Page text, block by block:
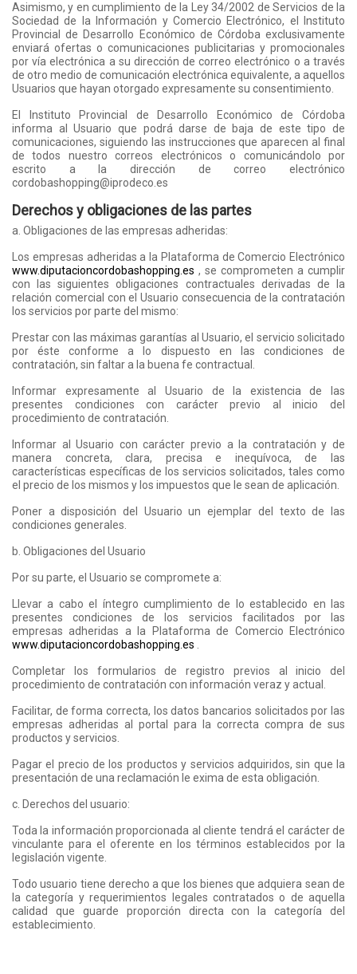
Asimismo, y en cumplimiento de la Ley 34/2002 de Servicios de la
Sociedad de la Información y Comercio Electrónico, el Instituto
Provincial de Desarrollo Económico de Córdoba exclusivamente
enviará ofertas o comunicaciones publicitarias y promocionales
por vía electrónica a su dirección de correo electrónico o a través
de otro medio de comunicación electrónica equivalente, a aquellos
Usuarios que hayan otorgado expresamente su consentimiento.
El Instituto Provincial de Desarrollo Económico de Córdoba
informa al Usuario que podrá darse de baja de este tipo de
comunicaciones, siguiendo las instrucciones que aparecen al final
de todos nuestro correos electrónicos o comunicándolo por
escrito a la dirección de correo electrónico
cordobashopping@iprodeco.es
Derechos y obligaciones de las partes
a. Obligaciones de las empresas adheridas:
Los empresas adheridas a la Plataforma de Comercio Electrónico
www.diputacioncordobashopping.es , se comprometen a cumplir
con las siguientes obligaciones contractuales derivadas de la
relación comercial con el Usuario consecuencia de la contratación
los servicios por parte del mismo:
Prestar con las máximas garantías al Usuario, el servicio solicitado
por éste conforme a lo dispuesto en las condiciones de
contratación, sin faltar a la buena fe contractual.
Informar expresamente al Usuario de la existencia de las
presentes condiciones con carácter previo al inicio del
procedimiento de contratación.
Informar al Usuario con carácter previo a la contratación y de
manera concreta, clara, precisa e inequívoca, de las
características específicas de los servicios solicitados, tales como
el precio de los mismos y los impuestos que le sean de aplicación.
Poner a disposición del Usuario un ejemplar del texto de las
condiciones generales.
b. Obligaciones del Usuario
Por su parte, el Usuario se compromete a:
Llevar a cabo el íntegro cumplimiento de lo establecido en las
presentes condiciones de los servicios facilitados por las
empresas adheridas a la Plataforma de Comercio Electrónico
www.diputacioncordobashopping.es
Completar los formularios de registro previos al inicio del
procedimiento de contratación con información veraz y actual.
Facilitar, de forma correcta, los datos bancarios solicitados por las
empresas adheridas al portal para la correcta compra de sus
productos y servicios.
Pagar el precio de los productos y servicios adquiridos, sin que la
presentación de una reclamación le exima de esta obligación.
c. Derechos del usuario:
Toda la información proporcionada al cliente tendrá el carácter de
vinculante para el oferente en los términos establecidos por la
legislación vigente.
Todo usuario tiene derecho a que los bienes que adquiera sean de
la categoría y requerimientos legales contratados o de aquella
calidad que guarde proporción directa con la categoría del
establecimiento.